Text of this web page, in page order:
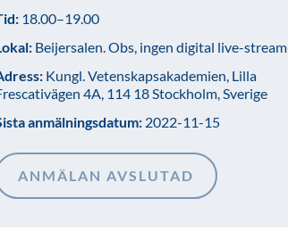
18.00–19.00
Beijersalen. Obs, ingen digital live-stream
Kungl. Vetenskapsakademien, Lilla
4A, 114 18 Stockholm, Sverige
anmälningsdatum: 2022-11-15
ANMÄLAN AVSLUTAD